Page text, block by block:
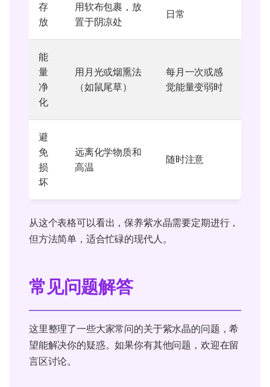
存
放
用软布包裹，放
置于阴凉处
日常
能
量
净
化
用月光或烟熏法
（如鼠尾草）
每月一次或感
觉能量变弱时
避
免
损
坏
远离化学物质和
高温
随时注意
从这个表格可以看出，保养紫水晶需要定期进行，
但方法简单，适合忙碌的现代人。
常见问题解答
这里整理了一些大家常问的关于紫水晶的问题，希
望能解决你的疑惑。如果你有其他问题，欢迎在留
言区讨论。